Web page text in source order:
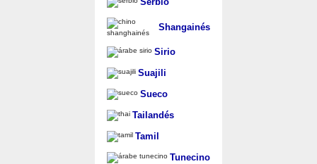
Shangainés
Sirio
Suajili
Sueco
Tailandés
Tamil
Tunecino